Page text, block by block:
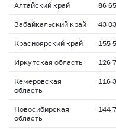
Алтайский край 86
Забайкальский край 43
Красноярский край 155
Иркутская область 126
Кемеровская
область
116
Новосибирская
область
144